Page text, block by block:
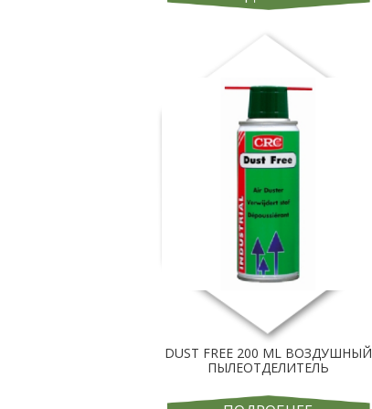
DUST FREE 200 ML ВОЗДУШНЫЙ
ПЫЛЕОТДЕЛИТЕЛЬ